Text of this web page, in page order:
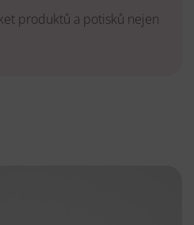
produktů a potisků nejen